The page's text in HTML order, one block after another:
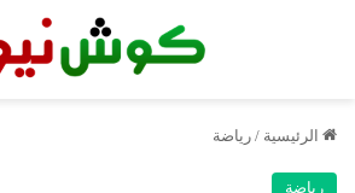
الرئيسية / رياضة
رياضة